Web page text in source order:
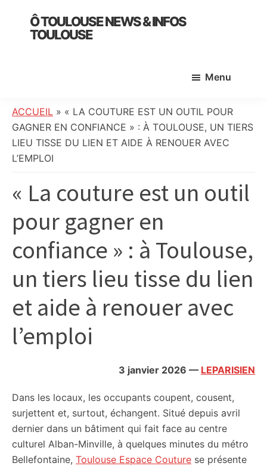
primary
Ô TOULOUSE NEWS & INFOS
TOULOUSE
:
info
locale,
société,
politique,
météo,
faits
et
citoyennes
Menu
ACCUEIL » « LA COUTURE EST UN OUTIL POUR
GAGNER EN CONFIANCE » : À TOULOUSE, UN TIERS
LIEU TISSE DU LIEN ET AIDE À RENOUER AVEC
L’EMPLOI
« La couture est un outil
pour gagner en
confiance » : à Toulouse,
un tiers lieu tisse du lien
et aide à renouer avec
l’emploi
3 janvier 2026 — LEPARISIEN
Dans les locaux, les occupants coupent, cousent,
surjettent et, surtout, échangent. Situé depuis avril
dernier dans un bâtiment qui fait face au centre
culturel Alban-Minville, à quelques minutes du métro
Bellefontaine, Toulouse Espace Couture se présente